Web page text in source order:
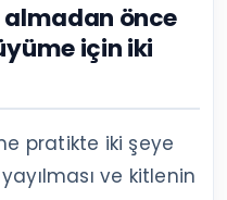
almadan önce
için iki
pratikte iki şeye
ve kitlenin